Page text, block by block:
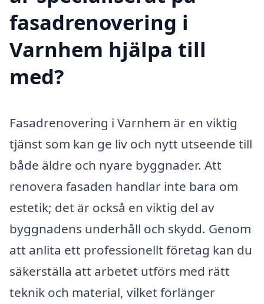
fasadrenovering i
Varnhem hjälpa till
med?
Fasadrenovering i Varnhem är en viktig
tjänst som kan ge liv och nytt utseende till
både äldre och nyare byggnader. Att
renovera fasaden handlar inte bara om
estetik; det är också en viktig del av
byggnadens underhåll och skydd. Genom
att anlita ett professionellt företag kan du
säkerställa att arbetet utförs med rätt
teknik och material, vilket förlänger